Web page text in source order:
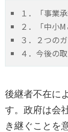
１．「事業
２．「中小
３．２つの
４．今後の
後継者不在に
す。政府は会
き継ぐことを